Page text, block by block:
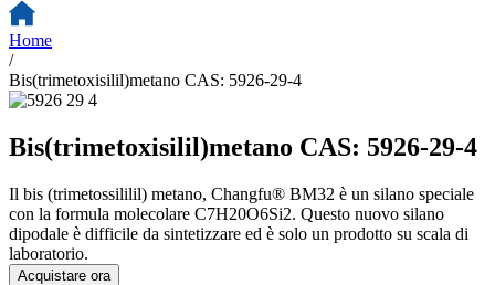
Home
/
Bis(trimetoxisilil)metano CAS: 5926-29-4
Bis(trimetoxisilil)metano CAS: 5926-29-4
Il bis (trimetossililil) metano, Changfu® BM32 è un silano speciale
con la formula molecolare C7H20O6Si2. Questo nuovo silano
dipodale è difficile da sintetizzare ed è solo un prodotto su scala di
laboratorio.
Acquistare ora